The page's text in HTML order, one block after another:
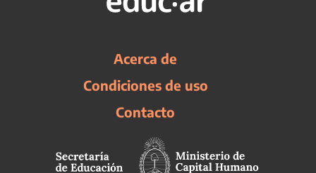
Acerca de
Condiciones de uso
Contacto